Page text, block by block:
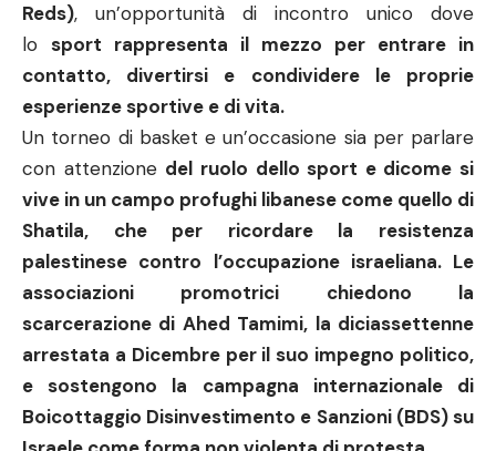
Reds), un’opportunità di incontro unico dove
lo sport rappresenta il mezzo per entrare in
contatto, divertirsi e condividere le proprie
esperienze sportive e di vita.
Un torneo di basket e un’occasione sia per parlare
con attenzione del ruolo dello sport e dicome si
vive in un campo profughi libanese come quello di
Shatila, che per ricordare la resistenza
palestinese contro l’occupazione israeliana. Le
associazioni promotrici chiedono la
scarcerazione di Ahed Tamimi, la diciassettenne
arrestata a Dicembre per il suo impegno politico,
e sostengono la campagna internazionale di
Boicottaggio Disinvestimento e Sanzioni (BDS) su